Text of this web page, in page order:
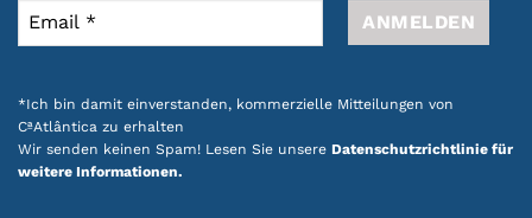
*Ich bin damit einverstanden, kommerzielle Mitteilungen von
CªAtlântica zu erhalten
Wir senden keinen Spam! Lesen Sie unsere Datenschutzrichtlinie für
weitere Informationen.